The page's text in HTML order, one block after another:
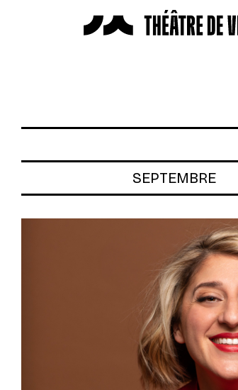
S’INSCRIRE À LA NEWSLETTER
SEPTEMBRE